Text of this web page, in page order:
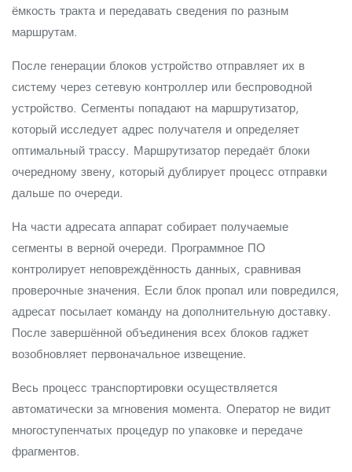
ёмкость тракта и передавать сведения по разным
маршрутам.
После генерации блоков устройство отправляет их в
систему через сетевую контроллер или беспроводной
устройство. Сегменты попадают на маршрутизатор,
который исследует адрес получателя и определяет
оптимальный трассу. Маршрутизатор передаёт блоки
очередному звену, который дублирует процесс отправки
дальше по очереди.
На части адресата аппарат собирает получаемые
сегменты в верной очереди. Программное ПО
контролирует неповреждённость данных, сравнивая
проверочные значения. Если блок пропал или повредился,
адресат посылает команду на дополнительную доставку.
После завершённой объединения всех блоков гаджет
возобновляет первоначальное извещение.
Весь процесс транспортировки осуществляется
автоматически за мгновения момента. Оператор не видит
многоступенчатых процедур по упаковке и передаче
фрагментов.